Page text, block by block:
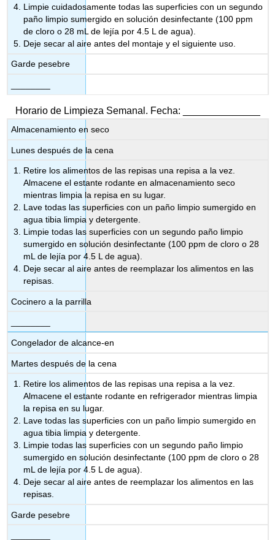
Limpie cuidadosamente todas las superficies con un segundo
paño limpio sumergido en solución desinfectante (100 ppm
de cloro o 28 mL de lejía por 4.5 L de agua).
Deje secar al aire antes del montaje y el siguiente uso.
Garde pesebre
Horario de Limpieza Semanal. Fecha: ______________
Almacenamiento en seco
Lunes después de la cena
Retire los alimentos de las repisas una repisa a la vez.
Almacene el estante rodante en almacenamiento seco
mientras limpia la repisa en su lugar.
Lave todas las superficies con un paño limpio sumergido en
agua tibia limpia y detergente.
Limpie todas las superficies con un segundo paño limpio
sumergido en solución desinfectante (100 ppm de cloro o 28
mL de lejía por 4.5 L de agua).
Deje secar al aire antes de reemplazar los alimentos en las
repisas.
Cocinero a la parrilla
Congelador de alcance-en
Martes después de la cena
Retire los alimentos de las repisas una repisa a la vez.
Almacene el estante rodante en refrigerador mientras limpia
la repisa en su lugar.
Lave todas las superficies con un paño limpio sumergido en
agua tibia limpia y detergente.
Limpie todas las superficies con un segundo paño limpio
sumergido en solución desinfectante (100 ppm de cloro o 28
mL de lejía por 4.5 L de agua).
Deje secar al aire antes de reemplazar los alimentos en las
repisas.
Garde pesebre